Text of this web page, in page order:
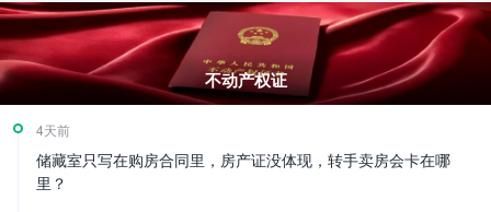
不动产权证
4天前
储藏室只写在购房合同里，房产证没体现，转手卖房会卡在哪
里？